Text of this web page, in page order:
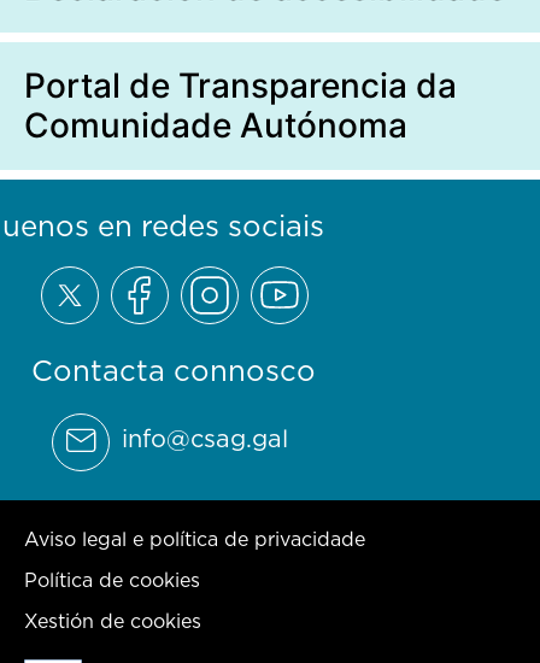
Portal de Transparencia da
Comunidade Autónoma
Contacta connosco
info@csag.gal
en redes sociais
Aviso legal e política de privacidade
Política de cookies
Xestión de cookies